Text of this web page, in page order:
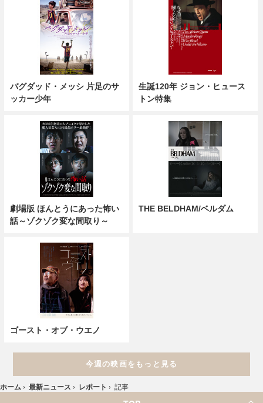
バグダッド・メッシ 片足のサ
ッカー少年
生誕120年 ジョン・ヒュース
トン特集
劇場版 ほんとうにあった怖い
話～ゾクゾク変な間取り～
THE BELDHAM/ベルダム
ゴースト・オブ・ウエノ
今週の映画をもっと見る
ホーム › 最新ニュース › レポート › 記事